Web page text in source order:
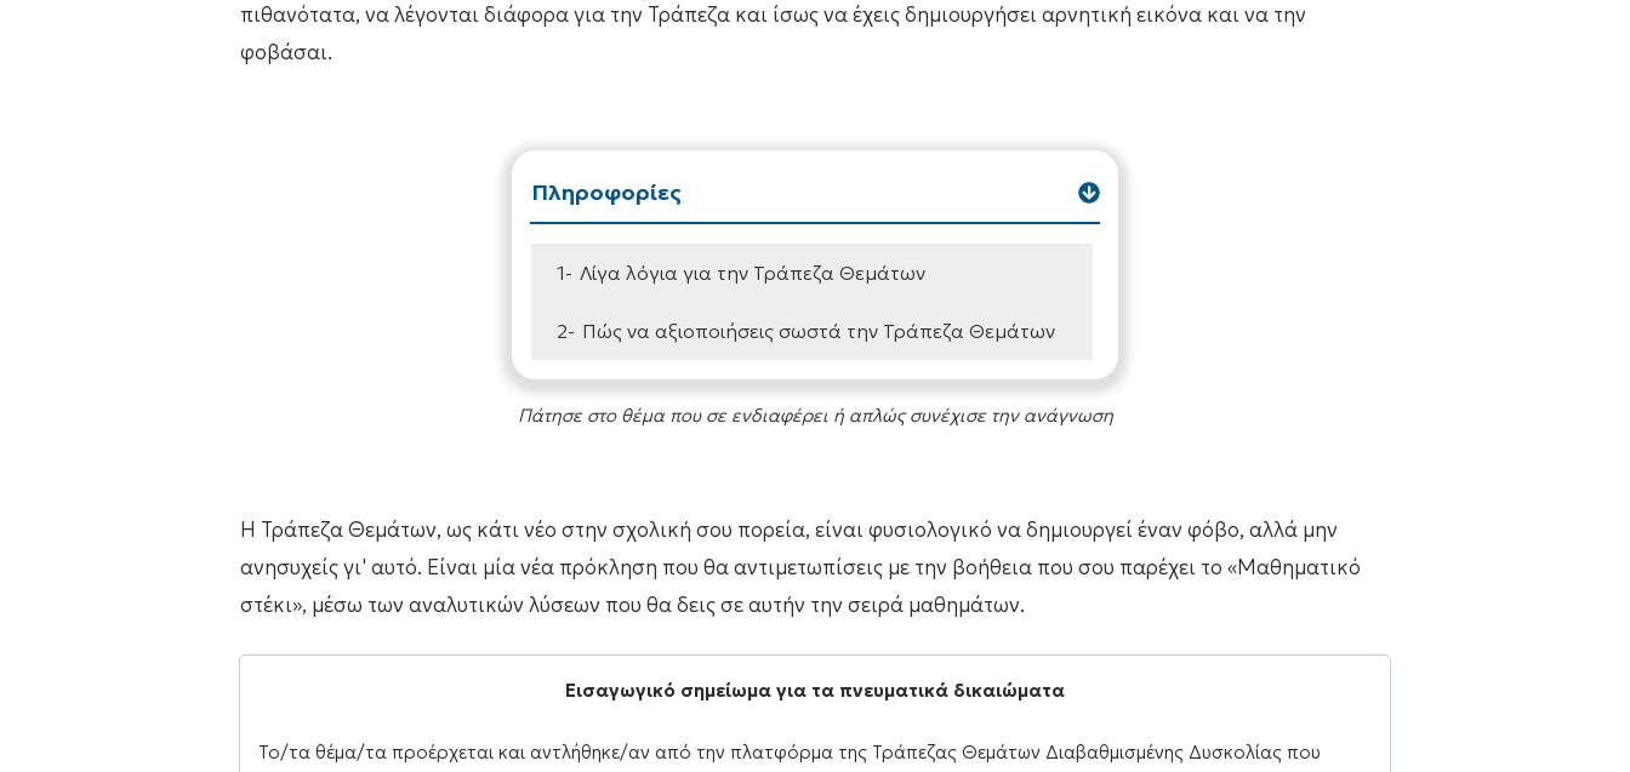
πιθανότατα, να λέγονται διάφορα για την Τράπεζα και ίσως να έχεις δημιουργήσει αρνητική εικόνα και να την
φοβάσαι.
Πληροφορίες
1- Λίγα λόγια για την Τράπεζα Θεμάτων
2- Πώς να αξιοποιήσεις σωστά την Τράπεζα Θεμάτων
Πάτησε στο θέμα που σε ενδιαφέρει ή απλώς συνέχισε την ανάγνωση
Η Τράπεζα Θεμάτων, ως κάτι νέο στην σχολική σου πορεία, είναι φυσιολογικό να δημιουργεί έναν φόβο, αλλά μην
ανησυχείς γι' αυτό. Είναι μία νέα πρόκληση που θα αντιμετωπίσεις με την βοήθεια που σου παρέχει το «Μαθηματικό
στέκι», μέσω των αναλυτικών λύσεων που θα δεις σε αυτήν την σειρά μαθημάτων.
Εισαγωγικό σημείωμα για τα πνευματικά δικαιώματα
Το/τα θέμα/τα προέρχεται και αντλήθηκε/αν από την πλατφόρμα της Τράπεζας Θεμάτων Διαβαθμισμένης Δυσκολίας που